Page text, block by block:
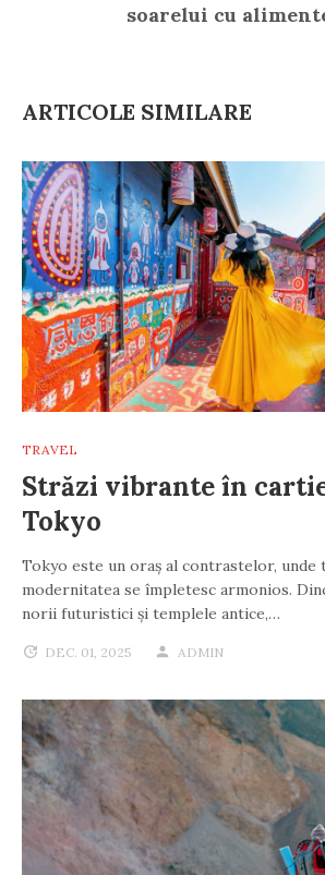
soarelui cu
ARTICOLE SIMILARE
TRAVEL
Străzi vibrante în
Tokyo
Tokyo este un oraș al contrastelor, unde
modernitatea se împletesc armonios.
norii futuristici și templele antice,…
DEC. 01, 2025 ADMIN